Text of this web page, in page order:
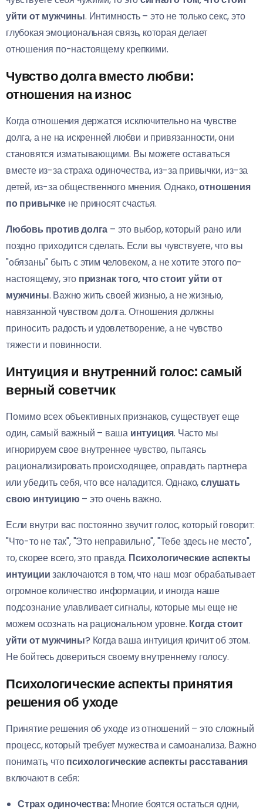
уйти от мужчины. Интимность – это не только секс, это
глубокая эмоциональная связь, которая делает
отношения по-настоящему крепкими.
Чувство долга вместо любви:
отношения на износ
Когда отношения держатся исключительно на чувстве
долга, а не на искренней любви и привязанности, они
становятся изматывающими. Вы можете оставаться
вместе из-за страха одиночества, из-за привычки, из-за
детей, из-за общественного мнения. Однако,отношения
по привычкене приносят счастья.
Любовь против долга – это выбор, который рано или
поздно приходится сделать. Если вы чувствуете, что вы
"обязаны" быть с этим человеком, а не хотите этого по-
настоящему, это признак того, что стоит уйти от
мужчины. Важно жить своей жизнью, а не жизнью,
навязанной чувством долга. Отношения должны
приносить радость и удовлетворение, а не чувство
тяжести и повинности.
Интуиция и внутренний голос: самый
верный советчик
Помимо всех объективных признаков, существует еще
один, самый важный – ваша интуиция. Часто мы
игнорируем свое внутреннее чувство, пытаясь
рационализировать происходящее, оправдать партнера
или убедить себя, что все наладится. Однако,слушать
свою интуицию – это очень важно.
Если внутри вас постоянно звучит голос, который говорит:
"Что-то не так", "Это неправильно", "Тебе здесь не место",
то, скорее всего, это правда. Психологические аспекты
интуициизаключаются в том, что наш мозг обрабатывает
огромное количество информации, и иногда наше
подсознание улавливает сигналы, которые мы еще не
можем осознать на рациональном уровне. Когда стоит
уйти от мужчины? Когда ваша интуиция кричит об этом.
Не бойтесь довериться своему внутреннему голосу.
Психологические аспекты принятия
решения об уходе
Принятие решения об уходе из отношений – это сложный
процесс, который требует мужества и самоанализа. Важно
понимать, чтопсихологические аспекты расставания
включают в себя:
Страх одиночества:Многие боятся остаться одни,